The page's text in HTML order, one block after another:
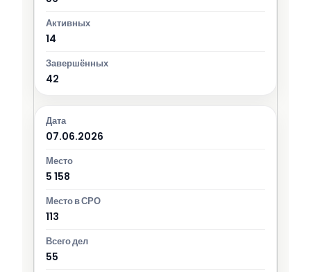
14
42
07.06.2026
5 158
113
55